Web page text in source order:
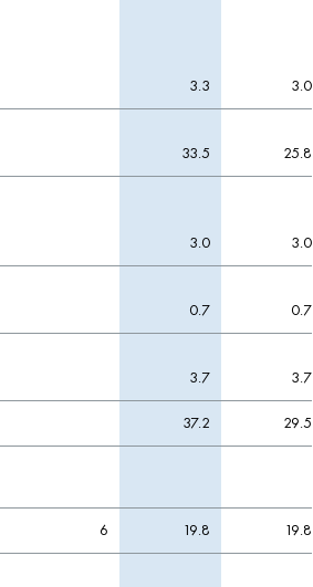
3.3 3.0
33.5 25.8
3.0 3.0
0.7 0.7
3.7 3.7
37.2 29.5
6 19.8 19.8